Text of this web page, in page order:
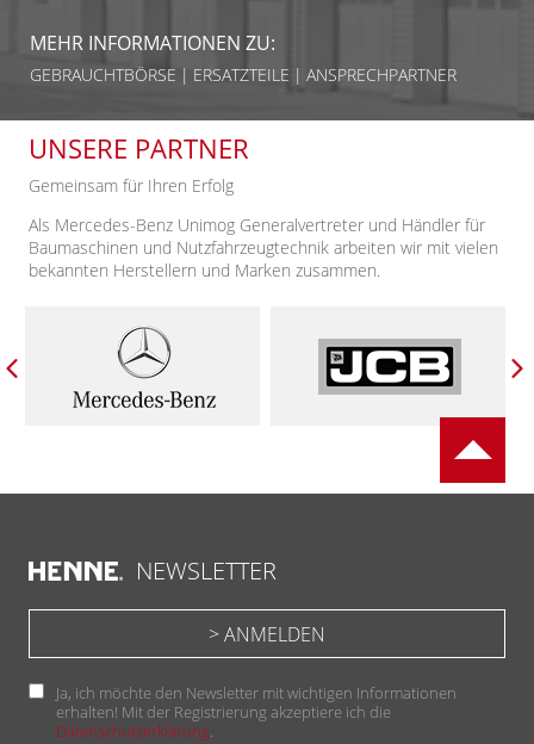
MEHR INFORMATIONEN ZU:
GEBRAUCHTBÖRSE ERSATZTEILE ANSPRECHPARTNER
UNSERE PARTNER
Gemeinsam für Ihren Erfolg
Als Mercedes-Benz Unimog Generalvertreter und Händler für
Baumaschinen und Nutzfahrzeugtechnik arbeiten wir mit vielen
bekannten Herstellern und Marken zusammen.
NEWSLETTER
Ja, ich möchte den Newsletter mit wichtigen Informationen
erhalten! Mit der Registrierung akzeptiere ich die
Datenschutzerklärung.